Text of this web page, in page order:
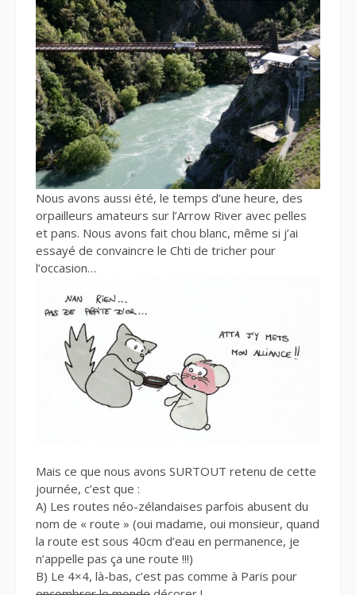
Nous avons aussi été, le temps d’une heure, des
orpailleurs amateurs sur l’Arrow River avec pelles
et pans. Nous avons fait chou blanc, même si j’ai
essayé de convaincre le Chti de tricher pour
l’occasion…
Mais ce que nous avons SURTOUT retenu de cette
journée, c’est que :
A) Les routes néo-zélandaises parfois abusent du
nom de « route » (oui madame, oui monsieur, quand
la route est sous 40cm d’eau en permanence, je
n’appelle pas ça une route !!!)
B) Le 4×4, là-bas, c’est pas comme à Paris pour